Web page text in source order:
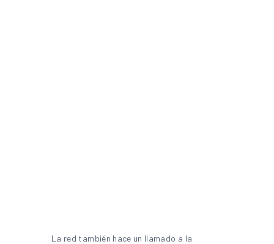
La red también hace un llamado a la